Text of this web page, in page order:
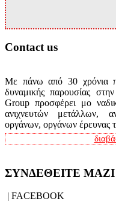
Contact us
Με πάνω από 30 χρόνια
δυναμικής παρουσίας
Group προσφέρει μο
ανιχνευτών μετάλλων,
οργάνων, οργάνων έρευνας
ΣΥΝΔΕΘΕΙΤΕ
| FACEBOOK